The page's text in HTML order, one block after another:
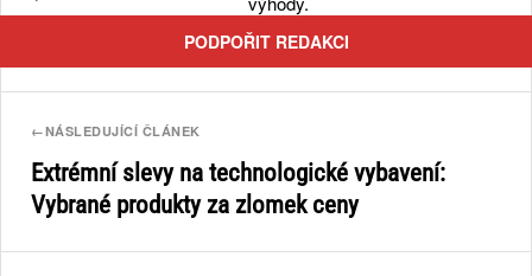
PODPOŘIT REDAKCI
←NÁSLEDUJÍCÍ ČLÁNEK
Extrémní slevy na technologické vybavení:
Vybrané produkty za zlomek ceny